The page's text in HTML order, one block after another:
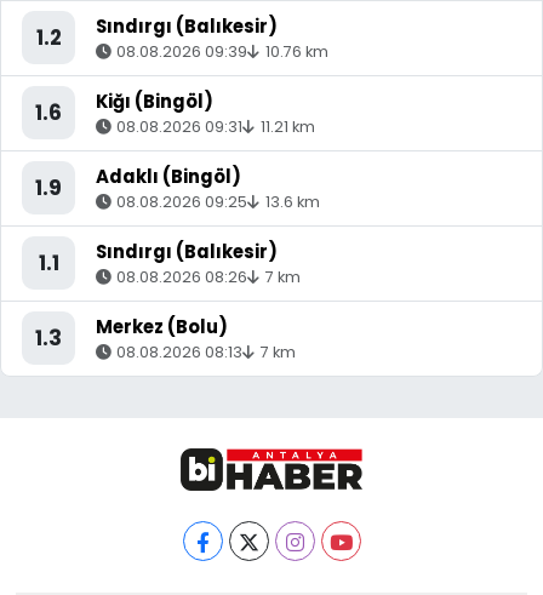
1.2 Sındırgı (Balıkesir)
08.08.2026 09:39 10.76 km
1.6 Kiğı (Bingöl)
08.08.2026 09:31 11.21 km
1.9 Adaklı (Bingöl)
08.08.2026 09:25 13.6 km
1.1 Sındırgı (Balıkesir)
08.08.2026 08:26 7 km
1.3 Merkez (Bolu)
08.08.2026 08:13 7 km